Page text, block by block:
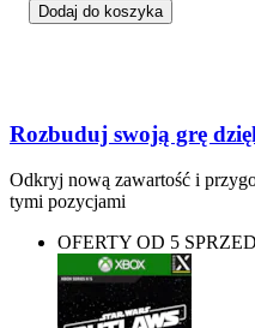
Dodaj do koszyka
Rozbuduj swoją grę
Odkryj nową zawartość i
tymi pozycjami
OFERTY OD 5